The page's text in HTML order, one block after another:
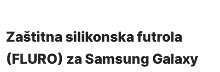
Zaštitna silikonska futrola
(FLURO) za Samsung Galaxy